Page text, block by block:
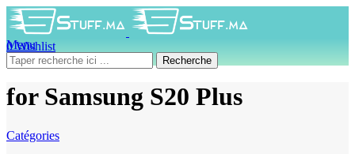
0Wishlist
0produit 0DH
Menu
Recherche
for Samsung S20 Plus
Catégories